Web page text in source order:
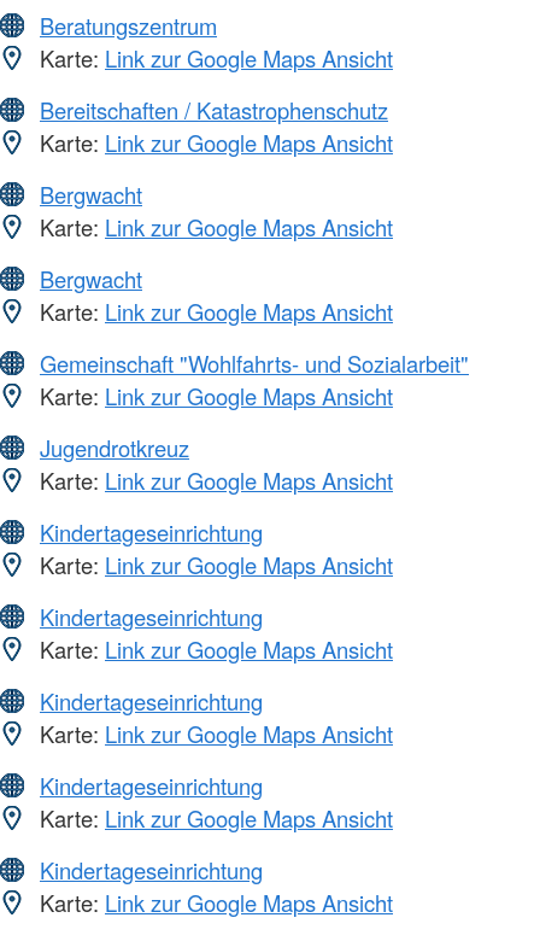
Beratungszentrum
Karte: Link zur Google Maps Ansicht
Bereitschaften / Katastrophenschutz
Karte: Link zur Google Maps Ansicht
Bergwacht
Karte: Link zur Google Maps Ansicht
Bergwacht
Karte: Link zur Google Maps Ansicht
Gemeinschaft "Wohlfahrts- und Sozialarbeit"
Karte: Link zur Google Maps Ansicht
Jugendrotkreuz
Karte: Link zur Google Maps Ansicht
Kindertageseinrichtung
Karte: Link zur Google Maps Ansicht
Kindertageseinrichtung
Karte: Link zur Google Maps Ansicht
Kindertageseinrichtung
Karte: Link zur Google Maps Ansicht
Kindertageseinrichtung
Karte: Link zur Google Maps Ansicht
Kindertageseinrichtung
Karte: Link zur Google Maps Ansicht